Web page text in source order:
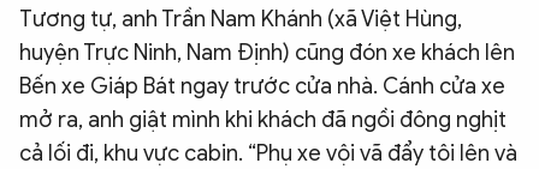
Tương tự, anh Trần Nam Khánh (xã Việt Hùng,
huyện Trực Ninh, Nam Định) cũng đón xe khách lên
Bến xe Giáp Bát ngay trước cửa nhà. Cánh cửa xe
mở ra, anh giật mình khi khách đã ngồi đông nghịt
cả lối đi, khu vực cabin. “Phụ xe vội vã đẩy tôi lên và